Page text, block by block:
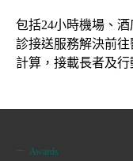
包括24小時機場、
診接送服務解決前
計算，接載長者及
Awards